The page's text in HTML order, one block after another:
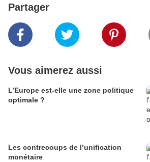
Partager
Vous aimerez aussi
L’Europe est-elle une zone politique
optimale ?
Les contrecoups de l’unification
monétaire